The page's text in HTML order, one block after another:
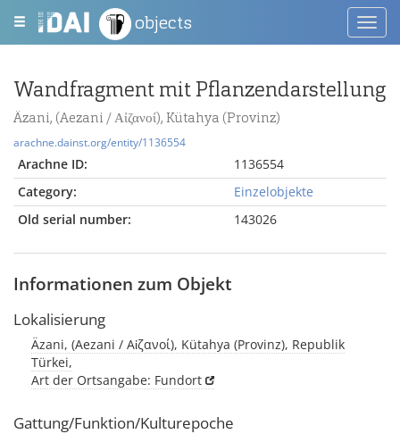
objects
Wandfragment mit Pflanzendarstellung
Äzani, (Aezani / Αἰζανοί), Kütahya (Provinz)
arachne.dainst.org/entity/1136554
Arachne ID:
1136554
Category:
Einzelobjekte
Old serial number:
143026
Informationen zum Objekt
Lokalisierung
Äzani, (Aezani / Αἰζανοί), Kütahya (Provinz), Republik
Türkei,
Art der Ortsangabe: Fundort
Gattung/Funktion/Kulturepoche